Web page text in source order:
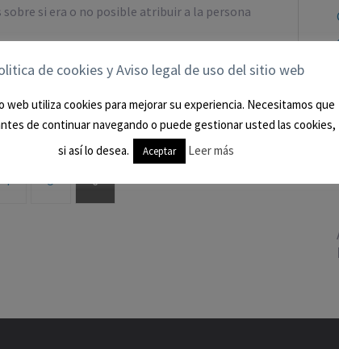
si era o no posible atribuir a la persona
0
4 5 6
de cookies y Aviso legal de uso del sitio web
web utiliza cookies para mejorar su experiencia. Necesitamos que
de continuar navegando o puede gestionar usted las cookies,
si así lo desea.
Aceptar Leer más